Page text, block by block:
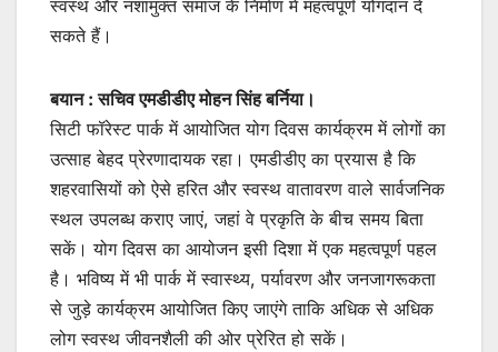
स्वस्थ और नशामुक्त समाज के निर्माण में महत्वपूर्ण योगदान दे
सकते हैं।
बयान : सचिव एमडीडीए मोहन सिंह बर्निया।
सिटी फॉरेस्ट पार्क में आयोजित योग दिवस कार्यक्रम में लोगों का
उत्साह बेहद प्रेरणादायक रहा। एमडीडीए का प्रयास है कि
शहरवासियों को ऐसे हरित और स्वस्थ वातावरण वाले सार्वजनिक
स्थल उपलब्ध कराए जाएं, जहां वे प्रकृति के बीच समय बिता
सकें। योग दिवस का आयोजन इसी दिशा में एक महत्वपूर्ण पहल
है। भविष्य में भी पार्क में स्वास्थ्य, पर्यावरण और जनजागरूकता
से जुड़े कार्यक्रम आयोजित किए जाएंगे ताकि अधिक से अधिक
लोग स्वस्थ जीवनशैली की ओर प्रेरित हो सकें।